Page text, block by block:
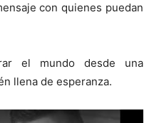
con quienes puedan
el mundo desde una
llena de esperanza.